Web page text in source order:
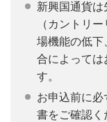
新興国通貨は
（カントリ
場機能の低下
合によっては
す。
お申込前に必
書をご確認く